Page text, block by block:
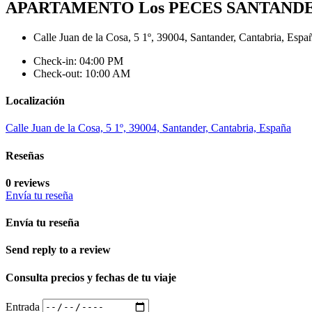
APARTAMENTO Los PECES
Calle Juan de la Cosa, 5 1º, 39004, Santander, Cantabria,
Check-in: 04:00 PM
Check-out: 10:00 AM
Localización
Calle Juan de la Cosa, 5 1º, 39004, Santander, Cantabria, España
Reseñas
0 reviews
Envía tu reseña
Envía tu reseña
Send reply to a review
Consulta precios y fechas de tu viaje
Entrada